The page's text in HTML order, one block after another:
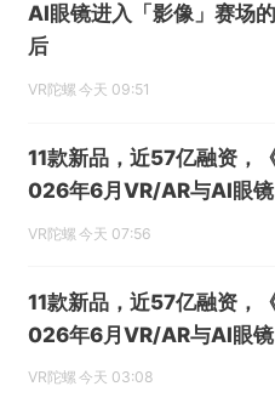
AI眼镜进入「影像」赛场
后
VR陀螺 今天 09:51
11款新品，近57亿融资，
026年6月VR/AR与AI眼镜
业月报》发布
VR陀螺 今天 07:56
11款新品，近57亿融资，
026年6月VR/AR与AI眼镜
业月报》发布
VR陀螺 今天 03:08